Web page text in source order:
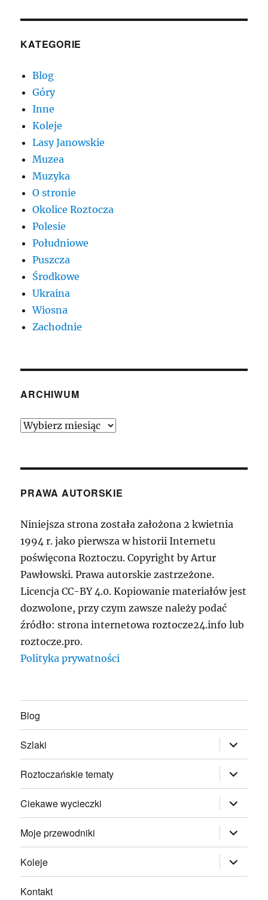
KATEGORIE
Blog
Góry
Inne
Koleje
Lasy Janowskie
Muzea
Muzyka
O stronie
Okolice Roztocza
Polesie
Południowe
Puszcza
Środkowe
Ukraina
Wiosna
Zachodnie
ARCHIWUM
Archiwum
PRAWA AUTORSKIE
Niniejsza strona została założona 2 kwietnia
1994 r. jako pierwsza w historii Internetu
poświęcona Roztoczu. Copyright by Artur
Pawłowski. Prawa autorskie zastrzeżone.
Licencja CC-BY 4.0. Kopiowanie materiałów jest
dozwolone, przy czym zawsze należy podać
źródło: strona internetowa roztocze24.info lub
roztocze.pro.
Polityka prywatności
Blog
Szlaki rozwiń
menu
potomne
Roztoczańskie tematy
rozwiń
menu
potomne
Ciekawe wycieczki
rozwiń
menu
potomne
Moje przewodniki
rozwiń
menu
potomne
Koleje
rozwiń
menu
potomne
Kontakt